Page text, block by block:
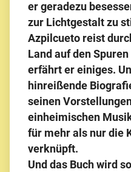
er geradezu
zur Lichtgestalt zu
Azpilcueto reist
Land auf den
erfährt er einiges.
hinreißende
seinen
einheimischen
für mehr als nur die
verknüpft.
Und das Buch wird